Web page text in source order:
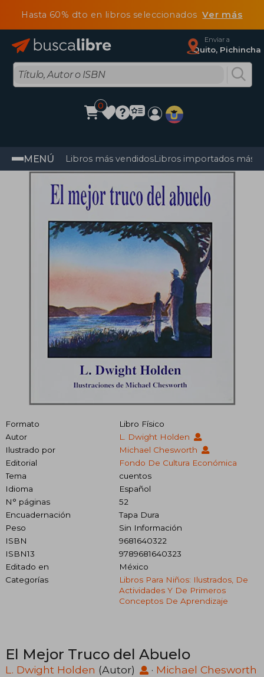
Hasta 60% dto en libros seleccionadosVer más
Enviar a
Quito, Pichincha
0
MENÚ Libros más vendidosLibros importados más
Formato
Libro Físico
Autor
L. Dwight Holden
Ilustrado por
Michael Chesworth
Editorial
Fondo De Cultura Económica
Tema
cuentos
Idioma
Español
N° páginas
52
Encuadernación
Tapa Dura
Peso
Sin Información
ISBN
9681640322
ISBN13
9789681640323
Editado en
México
Categorías
Libros Para Niños: Ilustrados, De
Actividades Y De Primeros
Conceptos De Aprendizaje
El Mejor Truco del Abuelo
L. Dwight Holden (Autor) · Michael Chesworth